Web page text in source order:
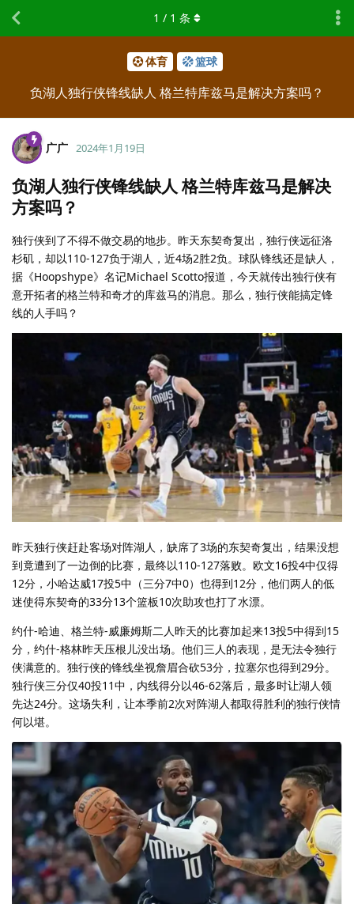
体育 篮球
负湖人独行侠锋线缺人 格兰特库兹马是解决方案吗？
1 / 1 条
广广 2024年1月19日
负湖人独行侠锋线缺人 格兰特库兹马是解决
方案吗？
独行侠到了不得不做交易的地步。昨天东契奇复出，独行侠远征洛
杉矶，却以110-127负于湖人，近4场2胜2负。球队锋线还是缺人，
据《Hoopshype》名记Michael Scotto报道，今天就传出独行侠有
意开拓者的格兰特和奇才的库兹马的消息。那么，独行侠能搞定锋
线的人手吗？
昨天独行侠赶赴客场对阵湖人，缺席了3场的东契奇复出，结果没想
到竟遭到了一边倒的比赛，最终以110-127落败。欧文16投4中仅得
12分，小哈达威17投5中（三分7中0）也得到12分，他们两人的低
迷使得东契奇的33分13个篮板10次助攻也打了水漂。
约什-哈迪、格兰特-威廉姆斯二人昨天的比赛加起来13投5中得到15
分，约什-格林昨天压根儿没出场。他们三人的表现，是无法令独行
侠满意的。独行侠的锋线坐视詹眉合砍53分，拉塞尔也得到29分。
独行侠三分仅40投11中，内线得分以46-62落后，最多时让湖人领
先达24分。这场失利，让本季前2次对阵湖人都取得胜利的独行侠情
何以堪。